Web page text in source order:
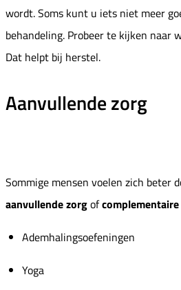
wordt. Soms kunt u iets niet meer
behandeling. Probeer te kijken naar
Dat helpt bij herstel.
Aanvullende zorg
Sommige mensen voelen zich beter
aanvullende zorgof
Ademhalingsoefeningen
Yoga